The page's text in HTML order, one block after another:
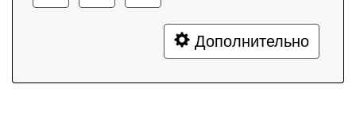
Дополнительно